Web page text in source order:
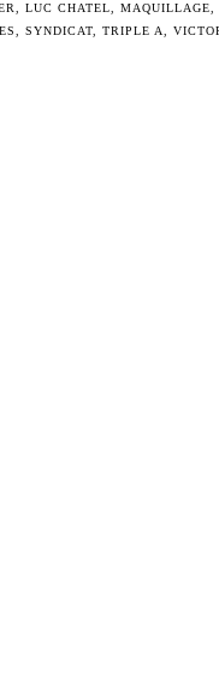
LUC CHATEL MAQUILLAGE
SYNDICAT, TRIPLE A